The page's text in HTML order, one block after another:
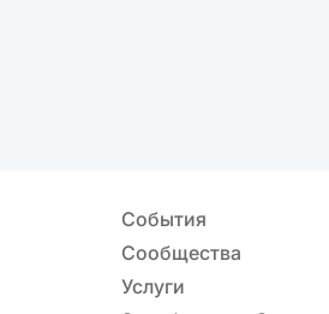
События
Сообщества
Услуги